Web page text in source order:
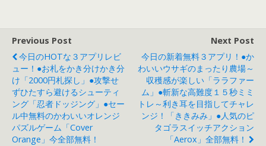
er
d
s
Previous Post
今日のHOTな３アプリレビ
ュー！●お札をかき分けかき分
け「2000円札探し」●攻撃せ
ずひたすら避けるシューティ
ング「忍者ドッジング」●セー
ル中無料のかわいいオレンジ
パズルゲーム「Cover
Orange」今全部無料！
Next Post
今日の新着無料３アプリ！●か
わいいウサギのまったり農場～
収穫感が楽しい「ララファー
ム」●斬新な高難度１５秒ミミ
トレ～利き耳を目指してチャレ
ンジ！「ききみみ」●人気のピ
タゴラスイッチアクション
「Aerox」全部無料！